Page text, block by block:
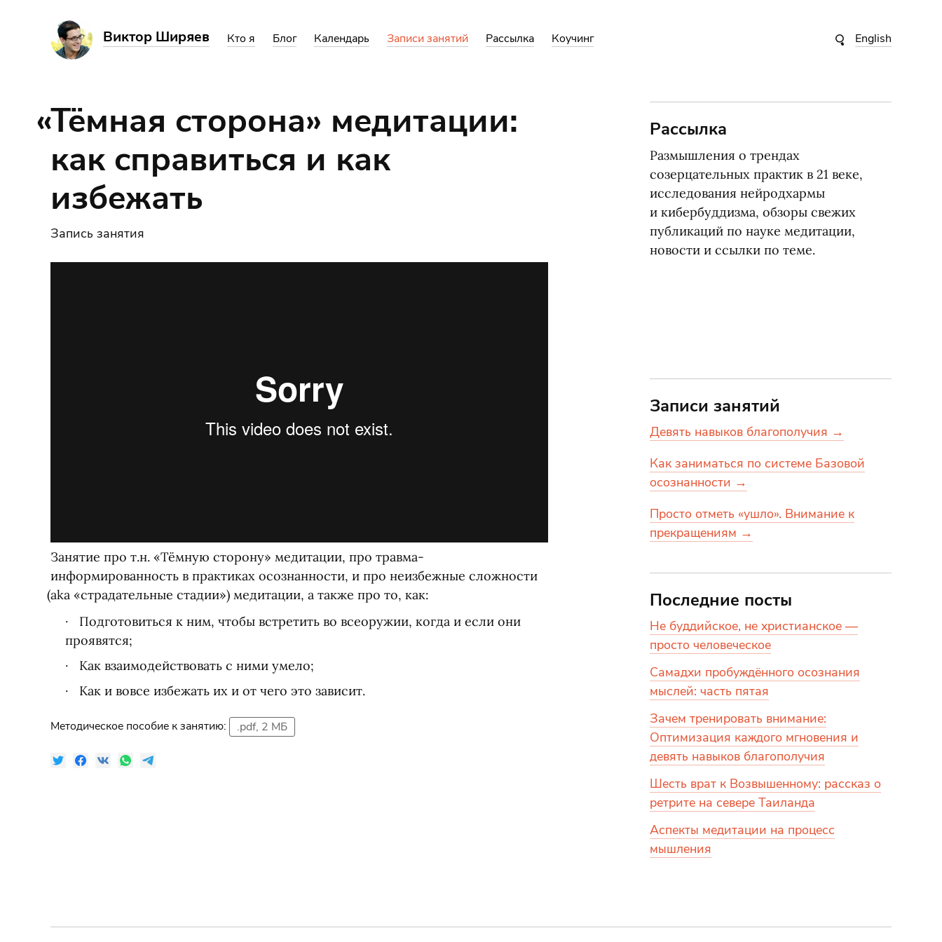
English
Виктор Ширяев Кто я Блог Календарь Записи занятий Рассылка Коучинг
«Тёмная сторона» медитации:
как справиться и как
избежать
Запись занятия
Занятие про т.н. «Тёмную сторону» медитации, про травма-
информированность в практиках осознанности, и про неизбежные сложности
(aka «страдательные стадии») медитации, а также про то, как:
Подготовиться к ним, чтобы встретить во всеоружии, когда и если они
проявятся;
Как взаимодействовать с ними умело;
Как и вовсе избежать их и от чего это зависит.
Методическое пособие к занятию: .pdf, 2 МБ
Рассылка
Размышления о трендах
созерцательных практик в 21 веке,
исследования нейродхармы
и кибербуддизма, обзоры свежих
публикаций по науке медитации,
новости и ссылки по теме.
Записи занятий
Девять навыков благополучия →
Как заниматься по системе Базовой
осознанности →
Просто отметь «ушло». Внимание к
прекращениям →
Последние посты
Не буддийское, не христианское —
просто человеческое
Самадхи пробуждённого осознания
мыслей: часть пятая
Зачем тренировать внимание:
Оптимизация каждого мгновения и
девять навыков благополучия
Шесть врат к Возвышенному: рассказ о
ретрите на севере Таиланда
Аспекты медитации на процесс
мышления